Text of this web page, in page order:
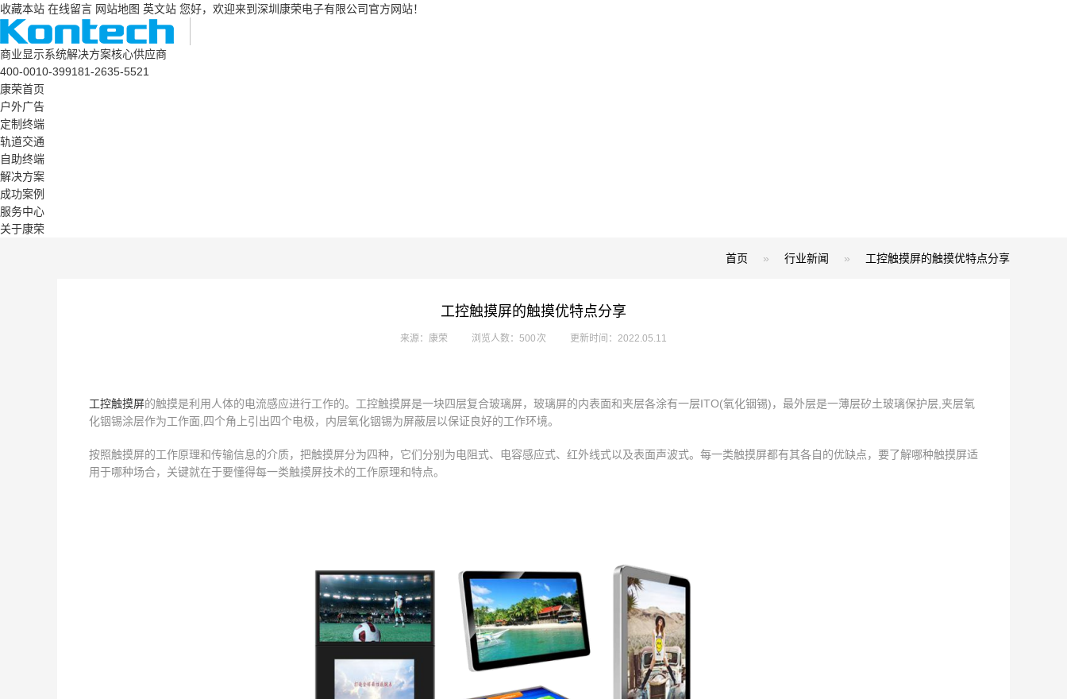
收藏本站 在线留言 网站地图 英文站 您好，欢迎来到深圳康荣电子有限公司官方网站！
商业显示系统解决方案核心供应商
400-0010-399181-2635-5521
康荣首页
户外广告
定制终端
轨道交通
自助终端
解决方案
成功案例
服务中心
关于康荣
首页 » 行业新闻 » 工控触摸屏的触摸优特点分享
工控触摸屏的触摸优特点分享
来源：康荣 浏览人数：500 次 更新时间：2022.05.11
工控触摸屏的触摸是利用人体的电流感应进行工作的。工控触摸屏是一块四层复合玻璃屏，玻璃屏的内表面和夹层各涂有一层ITO(氧化铟锡)，最外层是一薄层矽土玻璃保护层,夹层氧
化铟锡涂层作为工作面,四个角上引出四个电极，内层氧化铟锡为屏蔽层以保证良好的工作环境。
按照触摸屏的工作原理和传输信息的介质，把触摸屏分为四种，它们分别为电阻式、电容感应式、红外线式以及表面声波式。每一类触摸屏都有其各自的优缺点，要了解哪种触摸屏适
用于哪种场合，关键就在于要懂得每一类触摸屏技术的工作原理和特点。